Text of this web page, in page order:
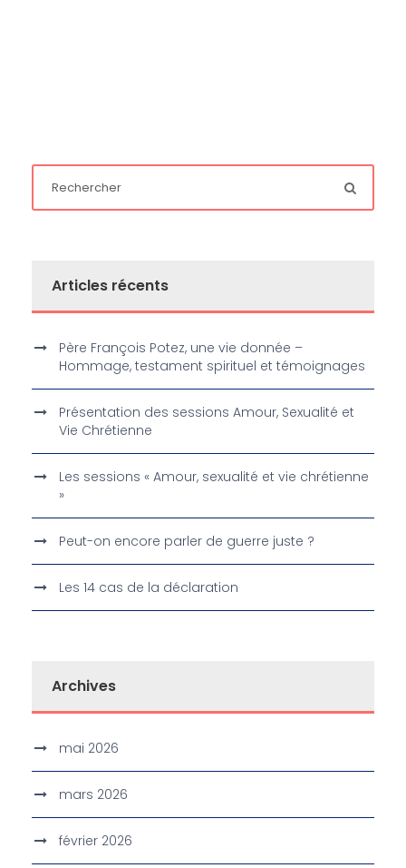
Articles récents
Père François Potez, une vie donnée –
Hommage, testament spirituel et témoignages
Présentation des sessions Amour, Sexualité et
Vie Chrétienne
Les sessions « Amour, sexualité et vie chrétienne
»
Peut-on encore parler de guerre juste ?
Les 14 cas de la déclaration
Archives
mai 2026
mars 2026
février 2026